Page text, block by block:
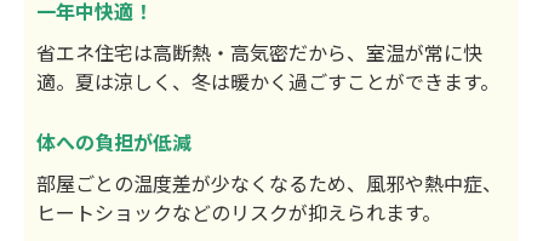
一年中快適！
省エネ住宅は高断熱・高気密だから、室温が常に快
適。夏は涼しく、冬は暖かく過ごすことができます。
体への負担が低減
部屋ごとの温度差が少なくなるため、風邪や熱中症、
ヒートショックなどのリスクが抑えられます。